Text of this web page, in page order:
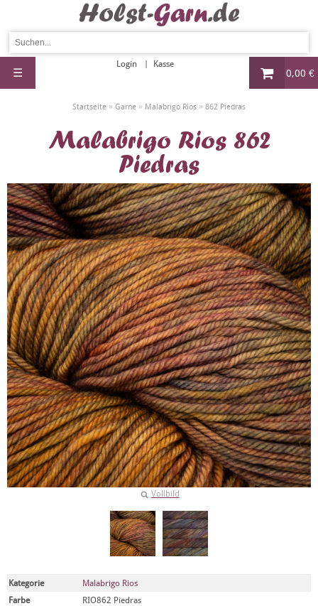
0,00 €
Login Kasse
☰
Startseite » Garne » Malabrigo Rios » 862 Piedras
Malabrigo Rios 862
Piedras
Vollbild
Kategorie
Malabrigo Rios
Farbe
RIO862 Piedras